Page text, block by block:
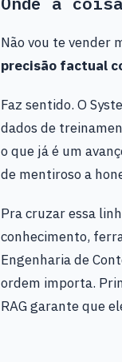
Não vou te vender
precisão factual
Faz sentido. O
dados de
o que já é um
de mentiroso a
Pra cruzar essa
conhecimento,
Engenharia de
ordem importa.
RAG garante que